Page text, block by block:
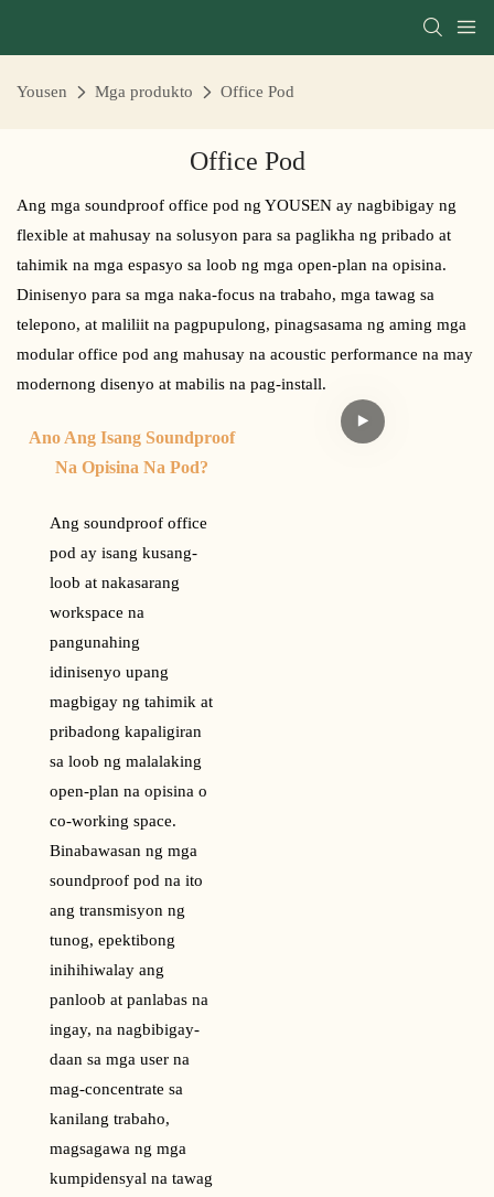
Yousen Mga produkto Office Pod
Office Pod
Ang mga soundproof office pod ng YOUSEN ay nagbibigay ng
flexible at mahusay na solusyon para sa paglikha ng pribado at
tahimik na mga espasyo sa loob ng mga open-plan na opisina.
Dinisenyo para sa mga naka-focus na trabaho, mga tawag sa
telepono, at maliliit na pagpupulong, pinagsasama ng aming mga
modular office pod ang mahusay na acoustic performance na may
modernong disenyo at mabilis na pag-install.
Ano Ang Isang Soundproof
Na Opisina Na Pod?
Ang soundproof office
pod ay isang kusang-
loob at nakasarang
workspace na
pangunahing
idinisenyo upang
magbigay ng tahimik at
pribadong kapaligiran
sa loob ng malalaking
open-plan na opisina o
co-working space.
Binabawasan ng mga
soundproof pod na ito
ang transmisyon ng
tunog, epektibong
inihihiwalay ang
panloob at panlabas na
ingay, na nagbibigay-
daan sa mga user na
mag-concentrate sa
kanilang trabaho,
magsagawa ng mga
kumpidensyal na tawag